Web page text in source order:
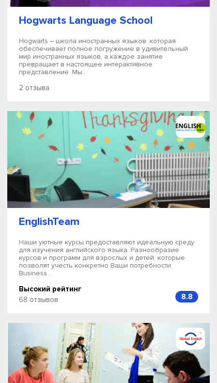
Hogwarts Language School
Hogwarts – школа иностранных языков ,которая
обеспечивает полное погружение в удивительный
мир иностранных языков, а каждое занятие
превращает в настоящее интерактивное
представление. Мы...
2 отзыва
EnglishTeam
Наши уютные курсы предоставляют идеальную среду
для изучения английского языка. Разнообразие
курсов и программ для взрослых и детей, которые
позволят учесть конкретно Ваши потребности.
Business...
Высокий рейтинг
68 отзывов
8.8